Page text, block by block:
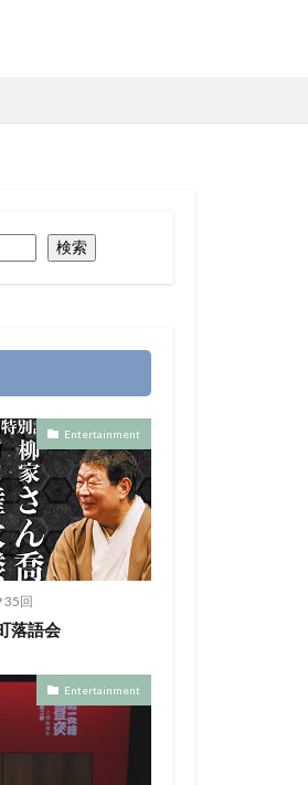
検索
Entertainment
35回
落語会
Entertainment